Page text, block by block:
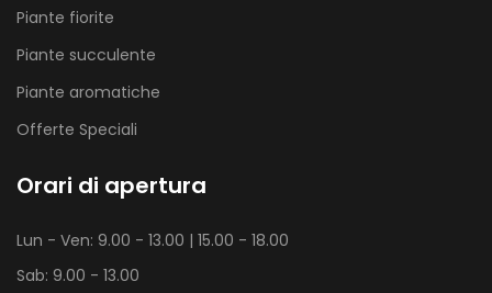
Piante fiorite
Piante succulente
Piante aromatiche
Offerte Speciali
Orari di apertura
Lun - Ven: 9.00 - 13.00 | 15.00 - 18.00
Sab: 9.00 - 13.00